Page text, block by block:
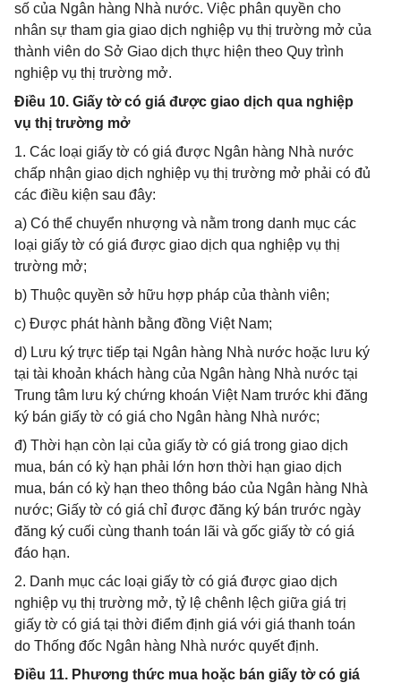
số của Ngân hàng Nhà nước. Việc phân quyền cho
nhân sự tham gia giao dịch nghiệp vụ thị trường mở của
thành viên do Sở Giao dịch thực hiện theo Quy trình
nghiệp vụ thị trường mở.
Điều 10. Giấy tờ có giá được giao dịch qua nghiệp
vụ thị trường mở
1. Các loại giấy tờ có giá được Ngân hàng Nhà nước
chấp nhận giao dịch nghiệp vụ thị trường mở phải có đủ
các điều kiện sau đây:
a) Có thể chuyển nhượng và nằm trong danh mục các
loại giấy tờ có giá được giao dịch qua nghiệp vụ thị
trường mở;
b) Thuộc quyền sở hữu hợp pháp của thành viên;
c) Được phát hành bằng đồng Việt Nam;
d) Lưu ký trực tiếp tại Ngân hàng Nhà nước hoặc lưu ký
tại tài khoản khách hàng của Ngân hàng Nhà nước tại
Trung tâm lưu ký chứng khoán Việt Nam trước khi đăng
ký bán giấy tờ có giá cho Ngân hàng Nhà nước;
đ) Thời hạn còn lại của giấy tờ có giá trong giao dịch
mua, bán có kỳ hạn phải lớn hơn thời hạn giao dịch
mua, bán có kỳ hạn theo thông báo của Ngân hàng Nhà
nước; Giấy tờ có giá chỉ được đăng ký bán trước ngày
đăng ký cuối cùng thanh toán lãi và gốc giấy tờ có giá
đáo hạn.
2. Danh mục các loại giấy tờ có giá được giao dịch
nghiệp vụ thị trường mở, tỷ lệ chênh lệch giữa giá trị
giấy tờ có giá tại thời điểm định giá với giá thanh toán
do Thống đốc Ngân hàng Nhà nước quyết định.
Điều 11. Phương thức mua hoặc bán giấy tờ có giá